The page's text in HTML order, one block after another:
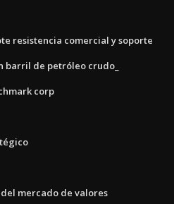
resistencia comercial y soporte
barril de petróleo crudo_
corp
mercado de valores